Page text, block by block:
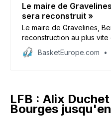
Le maire de
sera reconstruit »
Le maire de Gravelines,
reconstruction au plus
dimanche.
BasketEurope.com
LFB : Alix
Bourges